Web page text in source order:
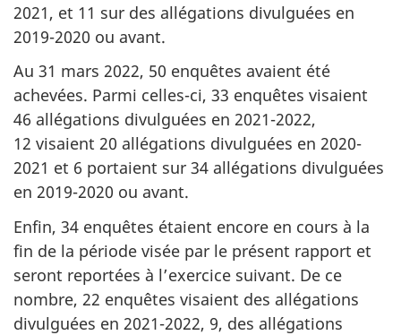
2021, et 11 sur des allégations divulguées en
2019-2020 ou avant.
Au 31 mars 2022, 50 enquêtes avaient été
achevées. Parmi celles-ci, 33 enquêtes visaient
46 allégations divulguées en 2021-2022,
12 visaient 20 allégations divulguées en 2020-
2021 et 6 portaient sur 34 allégations divulguées
en 2019-2020 ou avant.
Enfin, 34 enquêtes étaient encore en cours à la
fin de la période visée par le présent rapport et
seront reportées à l’exercice suivant. De ce
nombre, 22 enquêtes visaient des allégations
divulguées en 2021-2022, 9, des allégations